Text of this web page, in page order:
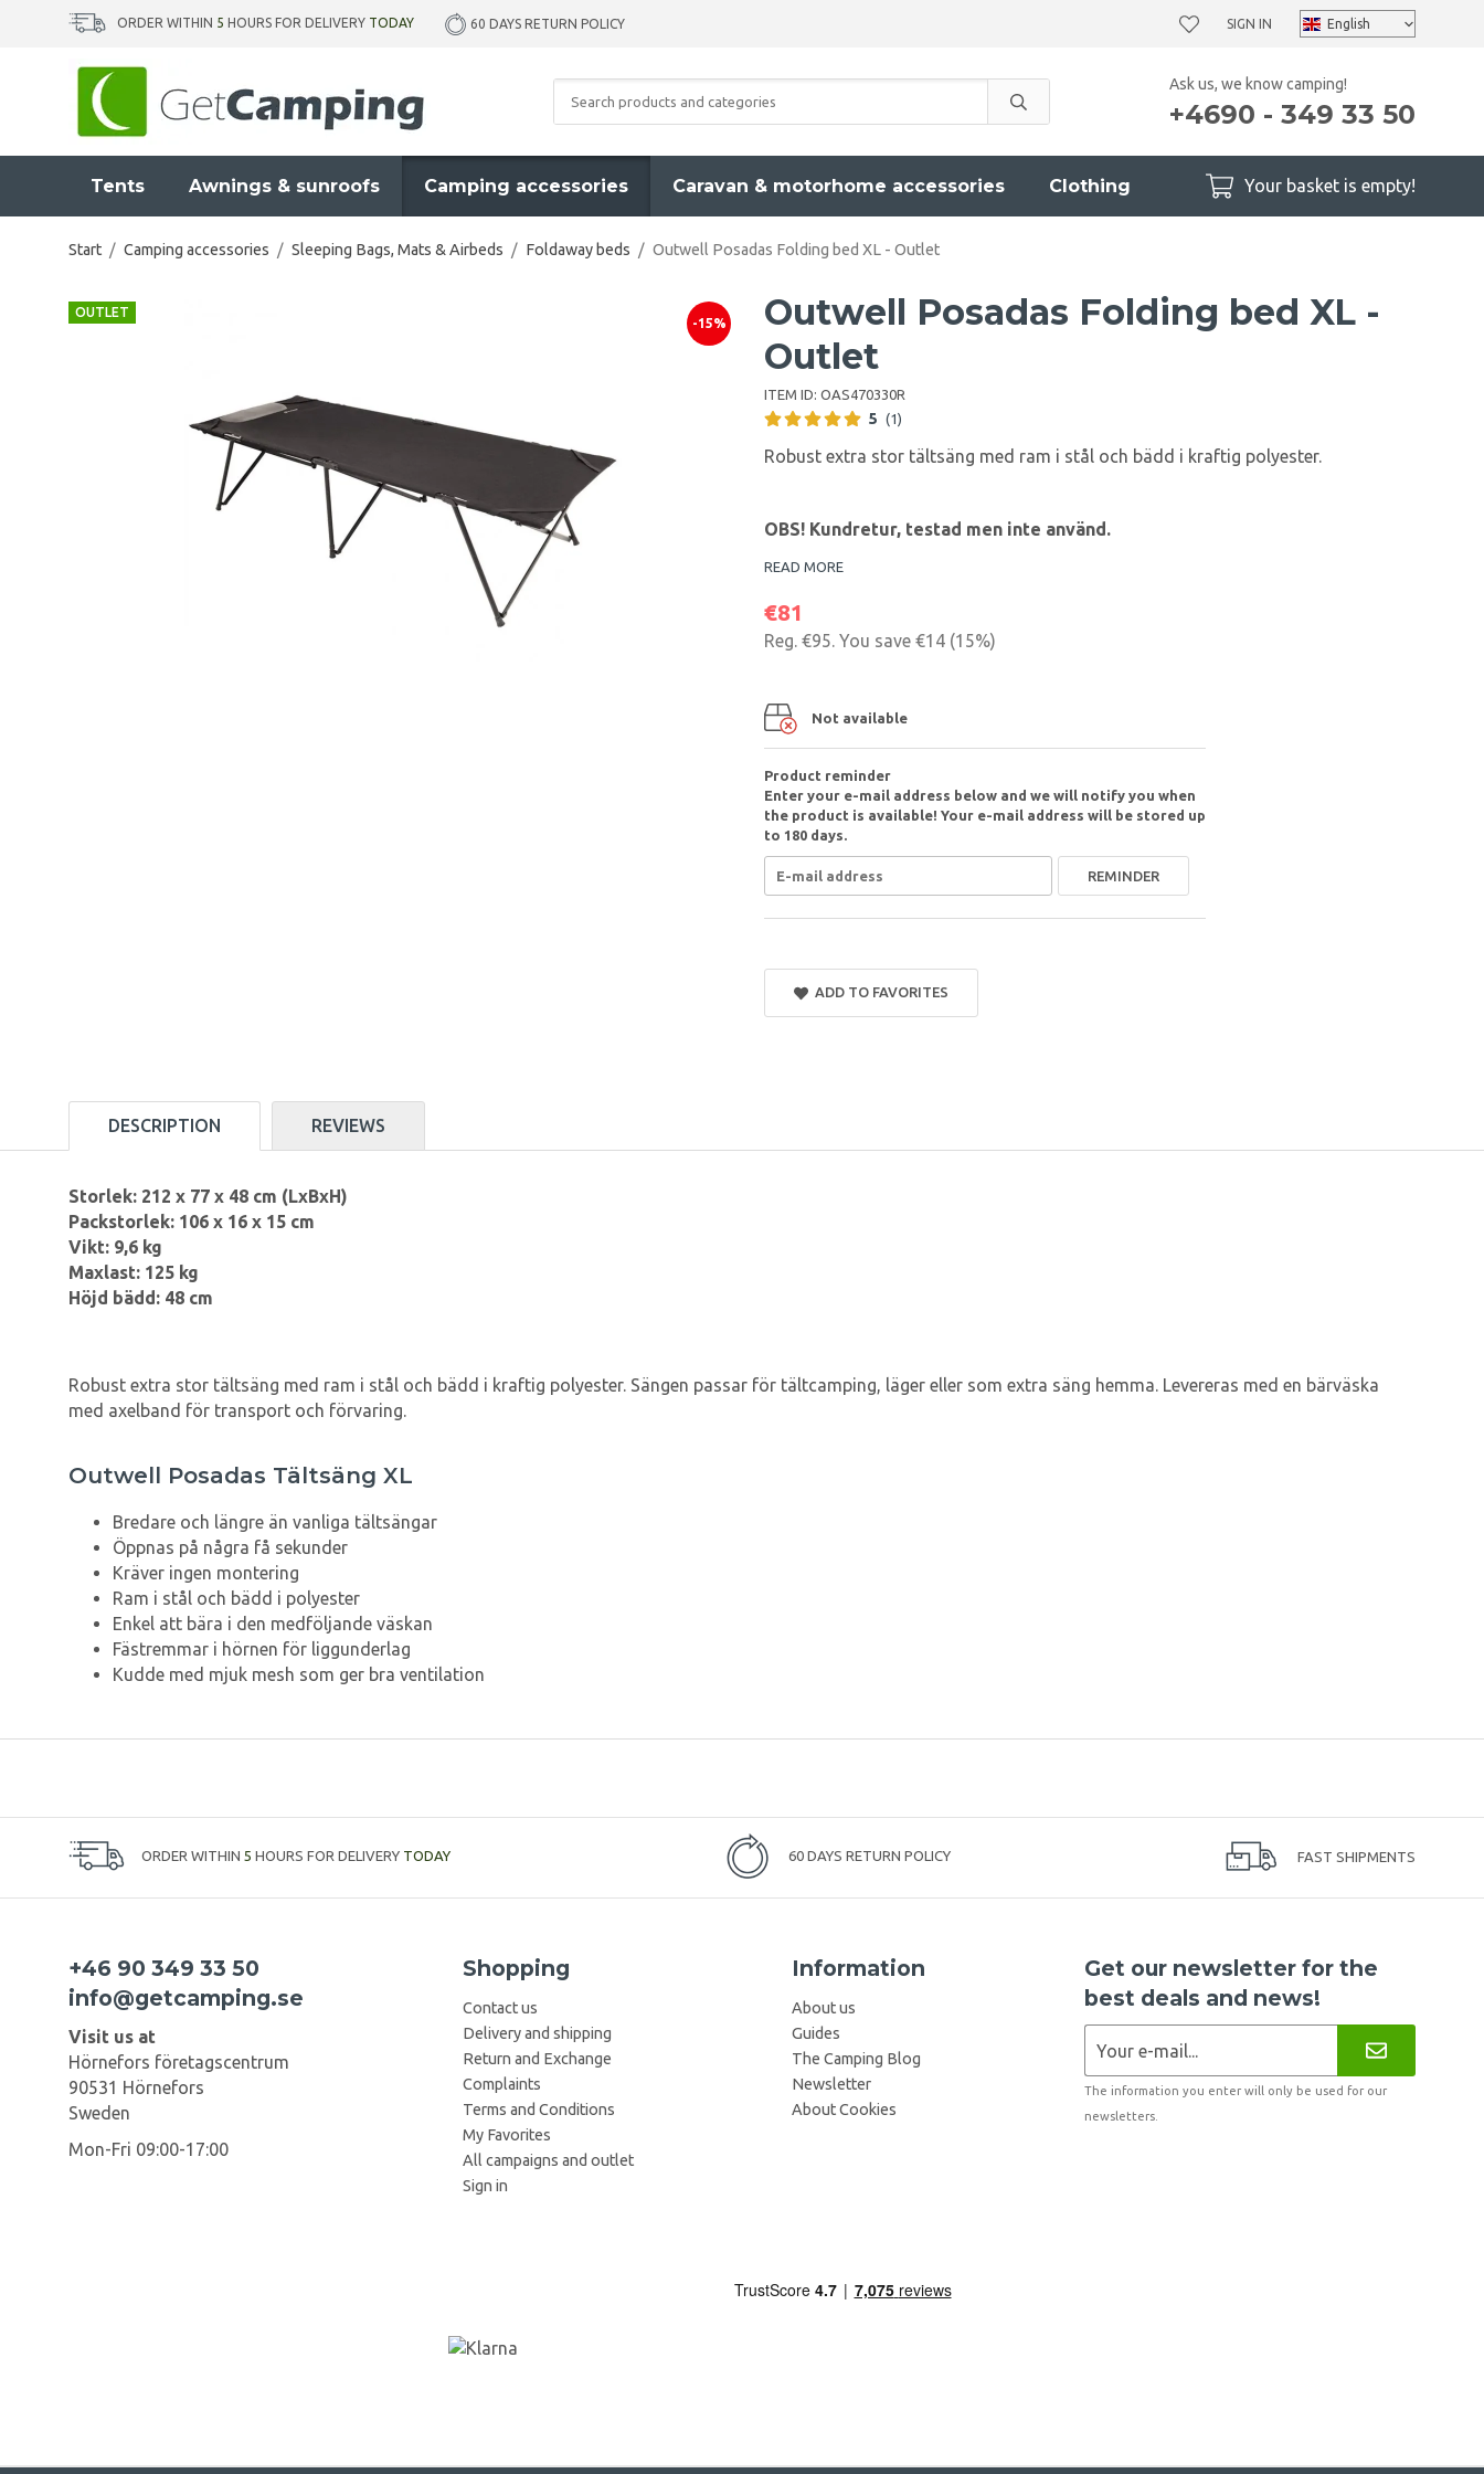
ORDER WITHIN 5 HOURS FOR DELIVERY TODAY 60 DAYS RETURN POLICY SIGN IN
Ask us, we know camping!
+4690 - 349 33 50
Tents Awnings & sunroofs Camping accessories Caravan & motorhome accessories Clothing Your basket is empty!
Start / Camping accessories / Sleeping Bags, Mats & Airbeds / Foldaway beds / Outwell Posadas Folding bed XL - Outlet
OUTLET
-15%
Outwell Posadas Folding bed XL -
Outlet
ITEM ID: OAS470330R
5 (1)
Robust extra stor tältsäng med ram i stål och bädd i kraftig polyester.
OBS! Kundretur, testad men inte använd.
READ MORE
€81
Reg. €95. You save €14 (15%)
Not available
Product reminder
Enter your e-mail address below and we will notify you when
the product is available! Your e-mail address will be stored up
to 180 days.
REMINDER
ADD TO FAVORITES
DESCRIPTION REVIEWS
Storlek: 212 x 77 x 48 cm (LxBxH)
Packstorlek: 106 x 16 x 15 cm
Vikt: 9,6 kg
Maxlast: 125 kg
Höjd bädd: 48 cm
Robust extra stor tältsäng med ram i stål och bädd i kraftig polyester. Sängen passar för tältcamping, läger eller som extra säng hemma. Levereras med en bärväska
med axelband för transport och förvaring.
Outwell Posadas Tältsäng XL
Bredare och längre än vanliga tältsängar
Öppnas på några få sekunder
Kräver ingen montering
Ram i stål och bädd i polyester
Enkel att bära i den medföljande väskan
Fästremmar i hörnen för liggunderlag
Kudde med mjuk mesh som ger bra ventilation
ORDER WITHIN 5 HOURS FOR DELIVERY TODAY 60 DAYS RETURN POLICY FAST SHIPMENTS
+46 90 349 33 50
info@getcamping.se
Visit us at
Hörnefors företagscentrum
90531 Hörnefors
Sweden
Mon-Fri 09:00-17:00
Shopping
Contact us
Delivery and shipping
Return and Exchange
Complaints
Terms and Conditions
My Favorites
All campaigns and outlet
Sign in
Information
About us
Guides
The Camping Blog
Newsletter
About Cookies
Get our newsletter for the
best deals and news!
The information you enter will only be used for our
newsletters.